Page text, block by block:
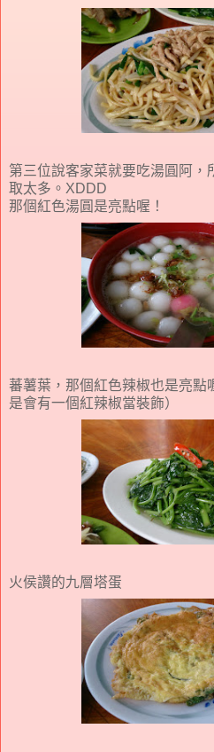
第三位說客家菜就要吃湯圓阿，
取太多。XDDD
那個紅色湯圓是亮點喔！
蕃薯葉，那個紅色辣椒也是亮點
是會有一個紅辣椒當裝飾）
火侯讚的九層塔蛋